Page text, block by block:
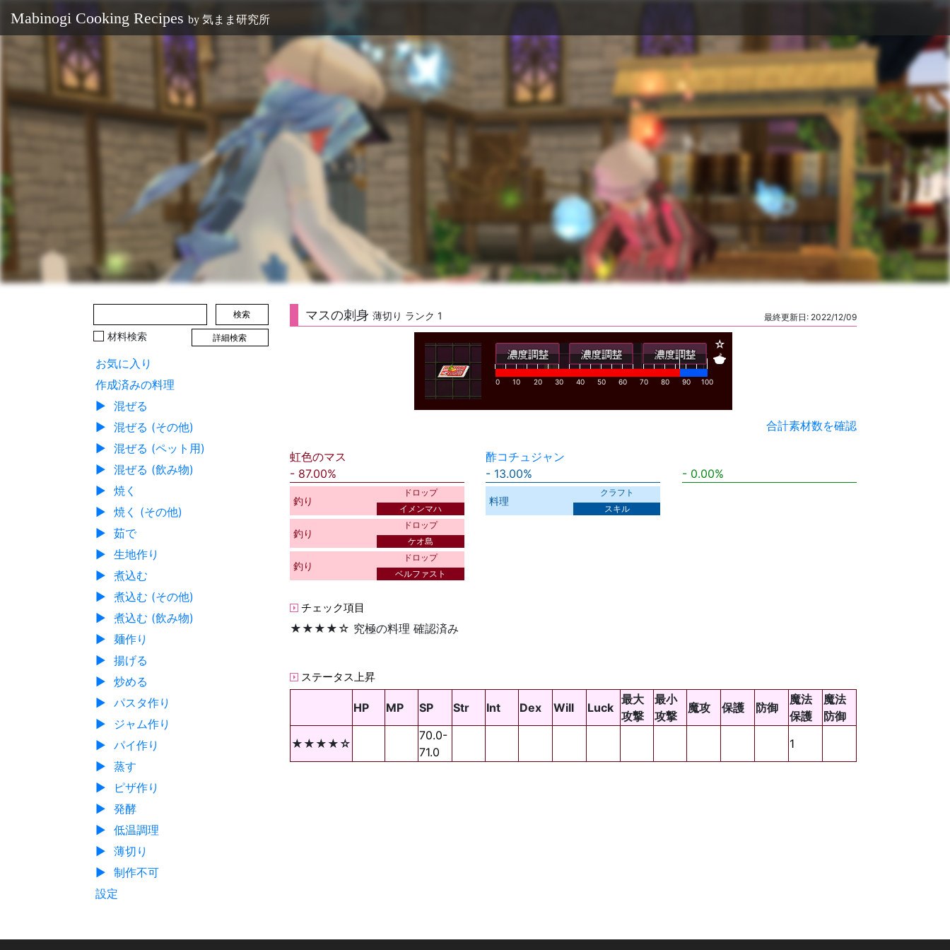
Mabinogi Cooking Recipes by 気まま研究所
検索
材料検索 詳細検索
お気に入り
作成済みの料理
▶ 混ぜる
▶ 混ぜる (その他)
▶ 混ぜる (ペット用)
▶ 混ぜる (飲み物)
▶ 焼く
▶ 焼く (その他)
▶ 茹で
▶ 生地作り
▶ 煮込む
▶ 煮込む (その他)
▶ 煮込む (飲み物)
▶ 麺作り
▶ 揚げる
▶ 炒める
▶ パスタ作り
▶
ジャム作り
▶ パイ作り
▶ 蒸す
▶
ピザ作り
▶ 発酵
▶ 低温調理
▶ 薄切り
▶ 制作不可
設定
マスの刺身 薄切り ランク 1 最終更新日: 2022/12/09
0 10 20 30 40 50 60 70 80 90 100
☆
🍲
合計素材数を確認
虹色のマス
酢コチュジャン
87.00%
13.00% 0.00%
釣り
ドロップ
イメンマハ
釣り
ドロップ
ケオ島
釣り
ドロップ
ベルファスト
料理
クラフト
スキル
チェック項目
★★★★☆ 究極の料理 確認済み
ステータス上昇
HP MP SP Str Int Dex Will Luck
最大
攻撃
最小
攻撃
魔攻 保護 防御
魔法
保護
魔法
防御
★★★★☆
70.0-
71.0
1